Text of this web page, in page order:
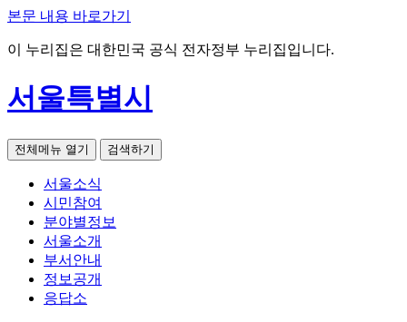
본문 내용 바로가기
이 누리집은 대한민국 공식 전자정부 누리집입니다.
서울특별시
전체메뉴 열기 검색하기
서울소식
시민참여
분야별정보
서울소개
부서안내
정보공개
응답소